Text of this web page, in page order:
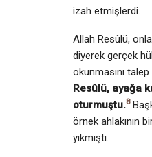
izah etmişlerdi.
Allah Resûlü,
diyerek gerçek
okunmasını
Resûlü, ayağa
oturmuştu.8
örnek ahlakının
yıkmıştı.